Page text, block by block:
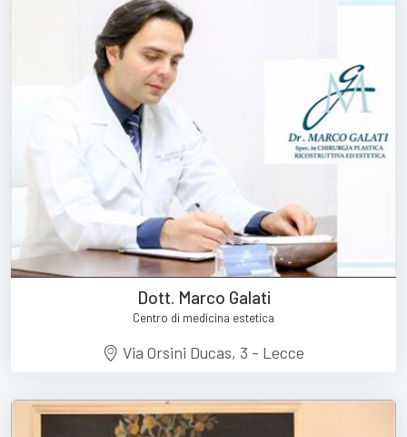
Dott. Marco Galati
Centro di medicina estetica
Via Orsini Ducas, 3 - Lecce